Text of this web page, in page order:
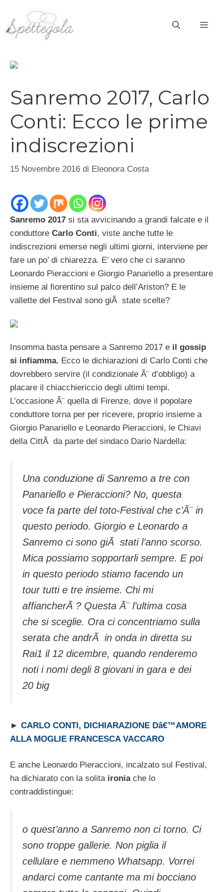
contenuto
Sanremo 2017, Carlo
Conti: Ecco le prime
indiscrezioni
15 Novembre 2016 di Eleonora Costa
Sanremo 2017 si sta avvicinando a grandi falcate e il
conduttore Carlo Conti, viste anche tutte le
indiscrezioni emerse negli ultimi giorni, interviene per
fare un po’ di chiarezza. E’ vero che ci saranno
Leonardo Pieraccioni e Giorgio Panariello a presentare
insieme al fiorentino sul palco dell’Ariston? E le
vallette del Festival sono giÃ state scelte?
Insomma basta pensare a Sanremo 2017 e il gossip
si infiamma. Ecco le dichiarazioni di Carlo Conti che
dovrebbero servire (il condizionale Ã¨ d’obbligo) a
placare il chiacchiericcio degli ultimi tempi.
L’occasione Ã¨ quella di Firenze, dove il popolare
conduttore torna per per ricevere, proprio insieme a
Giorgio Panariello e Leonardo Pieraccioni, le Chiavi
della CittÃ da parte del sindaco Dario Nardella:
Una conduzione di Sanremo a tre con
Panariello e Pieraccioni? No, questa
voce fa parte del toto-Festival che c’Ã¨ in
questo periodo. Giorgio e Leonardo a
Sanremo ci sono giÃ stati l’anno scorso.
Mica possiamo sopportarli sempre. E poi
in questo periodo stiamo facendo un
tour tutti e tre insieme. Chi mi
affiancherÃ ? Questa Ã¨ l’ultima cosa
che si sceglie. Ora ci concentriamo sulla
serata che andrÃ in onda in diretta su
Rai1 il 12 dicembre, quando renderemo
noti i nomi degli 8 giovani in gara e dei
20 big
► CARLO CONTI, DICHIARAZIONE Dâ€™AMORE
ALLA MOGLIE FRANCESCA VACCARO
E anche Leonardo Pieraccioni, incalzato sul Festival,
ha dichiarato con la solita ironiache lo
contraddistingue:
o quest’anno a Sanremo non ci torno. Ci
sono troppe gallerie. Non piglia il
cellulare e nemmeno Whatsapp. Vorrei
andarci come cantante ma mi bocciano